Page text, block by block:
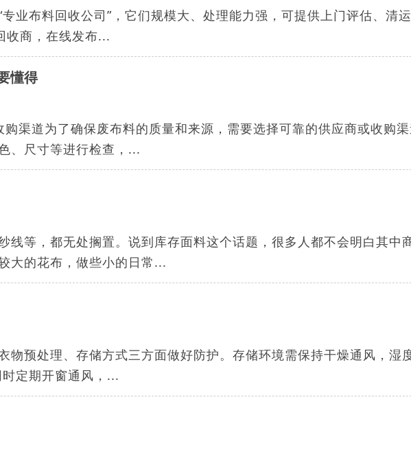
业布料回收公司”，它们规模大、处理能力强，可提供上门评估、清
收商，在线发布...
懂得
渠道为了确保废布料的质量和来源，需要选择可靠的供应商或收购
、尺寸等进行检查，...
线等，都无处搁置。说到库存面料这个话题，很多人都不会明白其中
大的花布，做些小的日常...
物预处理、存储方式三方面做好防护。存储环境需保持干燥通风，湿
定期开窗通风，...